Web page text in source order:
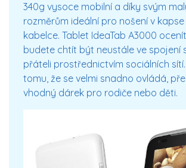
340g vysoce mobilní a díky svým
rozměrům ideální pro nošení v
kabelce. Tablet IdeaTab A3000
budete chtít být neustále ve spojení
přáteli prostřednictvím sociálních
tomu, že se velmi snadno ovládá,
vhodný dárek pro rodiče nebo děti.